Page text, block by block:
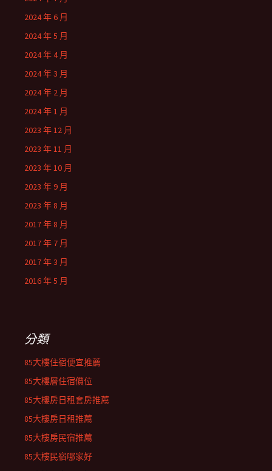
2024 年 6 月
2024 年 5 月
2024 年 4 月
2024 年 3 月
2024 年 2 月
2024 年 1 月
2023 年 12 月
2023 年 11 月
2023 年 10 月
2023 年 9 月
2023 年 8 月
2017 年 8 月
2017 年 7 月
2017 年 3 月
2016 年 5 月
分類
85大樓住宿便宜推薦
85大樓層住宿價位
85大樓房日租套房推薦
85大樓房日租推薦
85大樓房民宿推薦
85大樓民宿哪家好